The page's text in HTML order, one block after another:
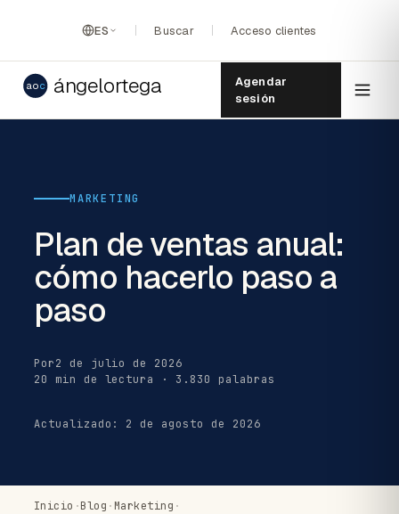
ES Buscar Acceso clientes
aoc ángelortega
Agendar
sesión
MARKETING
Plan de ventas anual:
cómo hacerlo paso a
paso
Por2 de julio de 2026
20 min de lectura · 3.830 palabras
Actualizado: 2 de agosto de 2026
Inicio ·Blog · Marketing ·